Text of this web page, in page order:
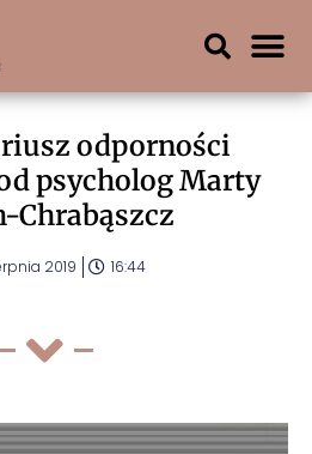
odporności
psycholog Marty
Chrabąszcz
2019 16:44